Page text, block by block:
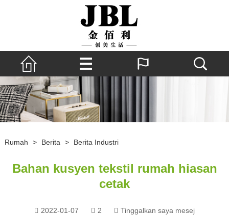
Rumah > Berita > Berita Industri
Bahan kusyen tekstil rumah hiasan
cetak
2022-01-07 2 Tinggalkan saya mesej